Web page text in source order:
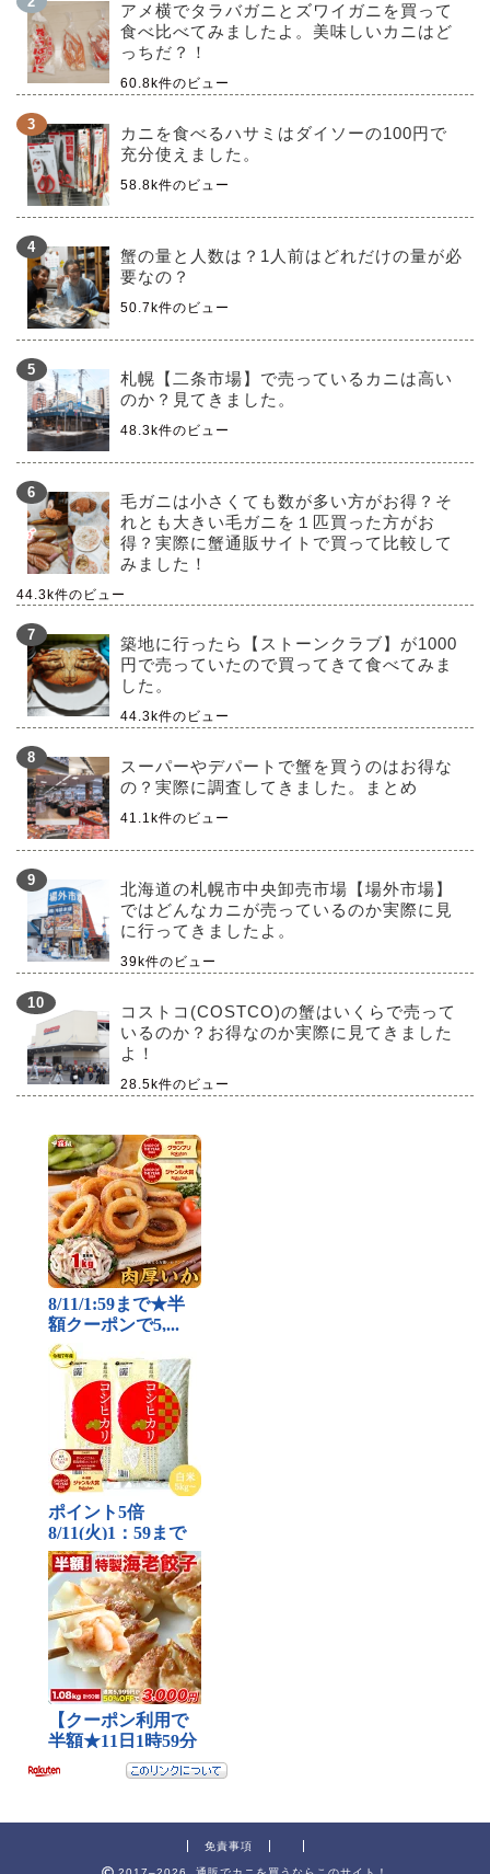
アメ横でタラバガニとズワイガニを買って
食べ比べてみましたよ。美味しいカニはど
っちだ？！
60.8k件のビュー
カニを食べるハサミはダイソーの100円で
充分使えました。
58.8k件のビュー
蟹の量と人数は？1人前はどれだけの量が必
要なの？
50.7k件のビュー
札幌【二条市場】で売っているカニは高い
のか？見てきました。
48.3k件のビュー
毛ガニは小さくても数が多い方がお得？そ
れとも大きい毛ガニを１匹買った方がお
得？実際に蟹通販サイトで買って比較して
みました！
44.3k件のビュー
築地に行ったら【ストーンクラブ】が1000
円で売っていたので買ってきて食べてみま
した。
44.3k件のビュー
スーパーやデパートで蟹を買うのはお得な
の？実際に調査してきました。まとめ
41.1k件のビュー
北海道の札幌市中央卸売市場【場外市場】
ではどんなカニが売っているのか実際に見
に行ってきましたよ。
39k件のビュー
コストコ(COSTCO)の蟹はいくらで売って
いるのか？お得なのか実際に見てきました
よ！
28.5k件のビュー
免責事項